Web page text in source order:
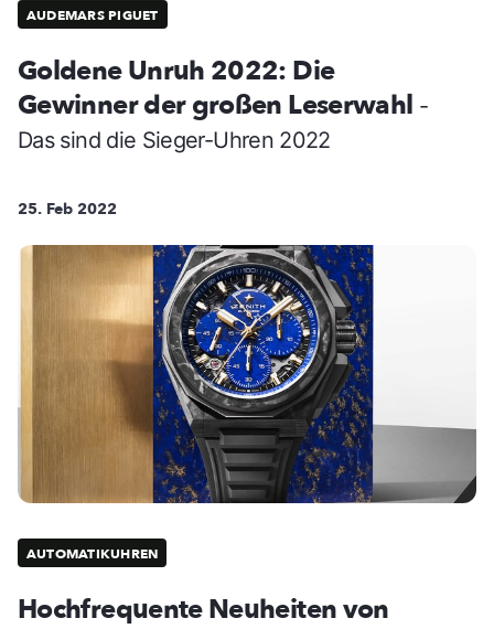
AUDEMARS PIGUET
Goldene Unruh 2022: Die
Gewinner der großen Leserwahl -
Das sind die Sieger-Uhren 2022
25. Feb 2022
AUTOMATIKUHREN
Hochfrequente Neuheiten von